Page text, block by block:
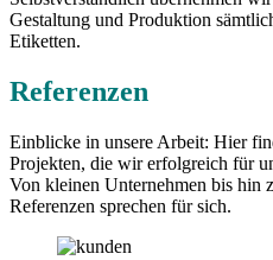
Gestaltung und Produktion
Etiketten.
Referenzen
Einblicke in unsere Arbeit: Hier
Projekten, die wir erfolgreich für
Von kleinen Unternehmen bis hin
Referenzen sprechen für sich.